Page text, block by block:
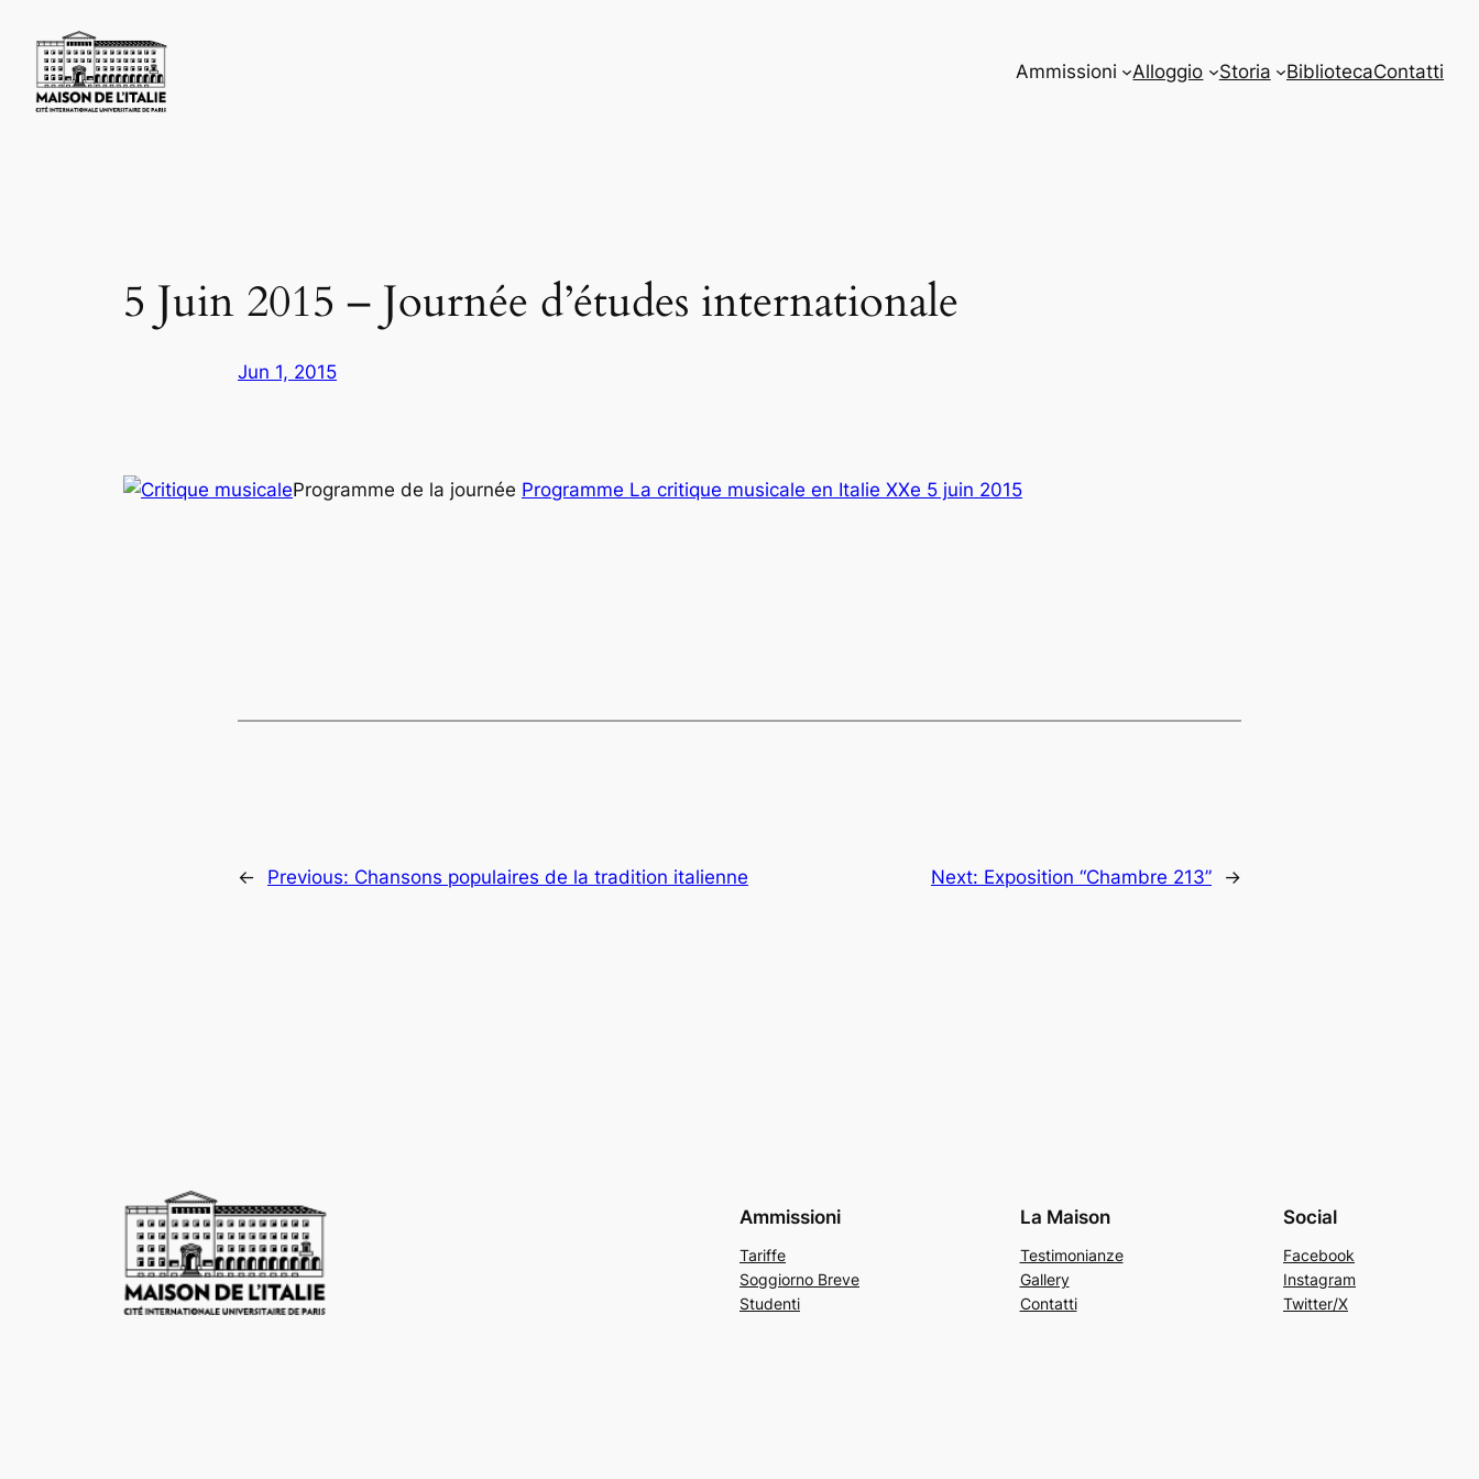
content
Ammissioni Alloggio Storia BibliotecaContatti
5 Juin 2015 – Journée d’études internationale
Jun 1, 2015
Programme de la journée Programme La critique musicale en Italie XXe 5 juin 2015
← Previous: Chansons populaires de la tradition italienne Next: Exposition “Chambre 213” →
Ammissioni
Tariffe
Soggiorno Breve
Studenti
La Maison
Testimonianze
Gallery
Contatti
Social
Facebook
Instagram
Twitter/X